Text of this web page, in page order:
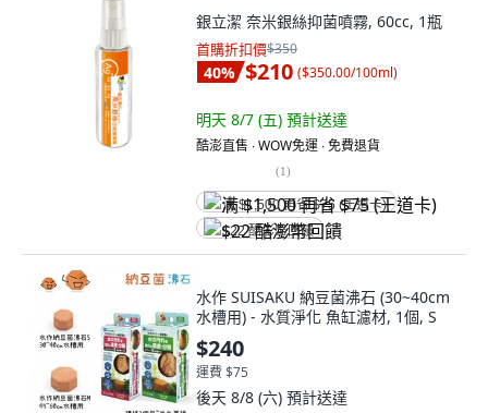
銀立潔 奈米銀絲抑菌噴霧, 60cc, 1瓶
首購折扣價$350
40% $210 ($350.00/100ml)
明天 8/7 (五) 預計送達
酷澎直售 ∙ WOW免運 ∙ 免費退貨
(1)
满 $1,500 再省 $75 (王道卡)
$22 酷澎幣回饋
水作 SUISAKU 納豆菌沸石 (30~40cm
水槽用) - 水質淨化 魚缸濾材, 1個, S
$240
運費 $75
後天 8/8 (六) 預計送達